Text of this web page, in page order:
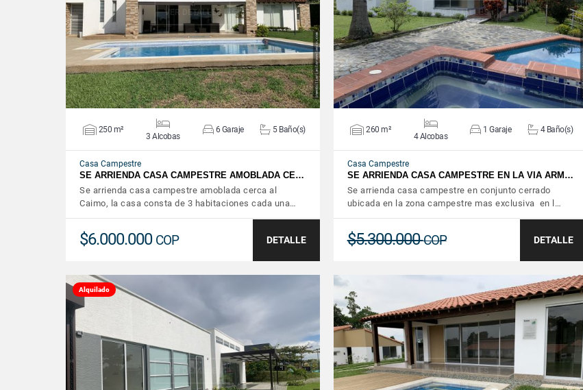
VER DETALLES
250 m²
3 Alcobas
6 Garaje 5 Baño(s)
Casa Campestre
SE ARRIENDA CASA CAMPESTRE AMOBLADA CE…
Se arrienda casa campestre amoblada cerca al
Caimo, la casa consta de 3 habitaciones cada una…
$6.000.000 COP DETALLE
VER DETALLES
260 m²
4 Alcobas
1 Garaje 4 Baño(s)
Casa Campestre
SE ARRIENDA CASA CAMPESTRE EN LA VIA ARM…
Se arrienda casa campestre en conjunto cerrado
ubicada en la zona campestre mas exclusiva en l…
$5.300.000COP DETALLE
Alquilado
VER DETALLES VER DETALLES